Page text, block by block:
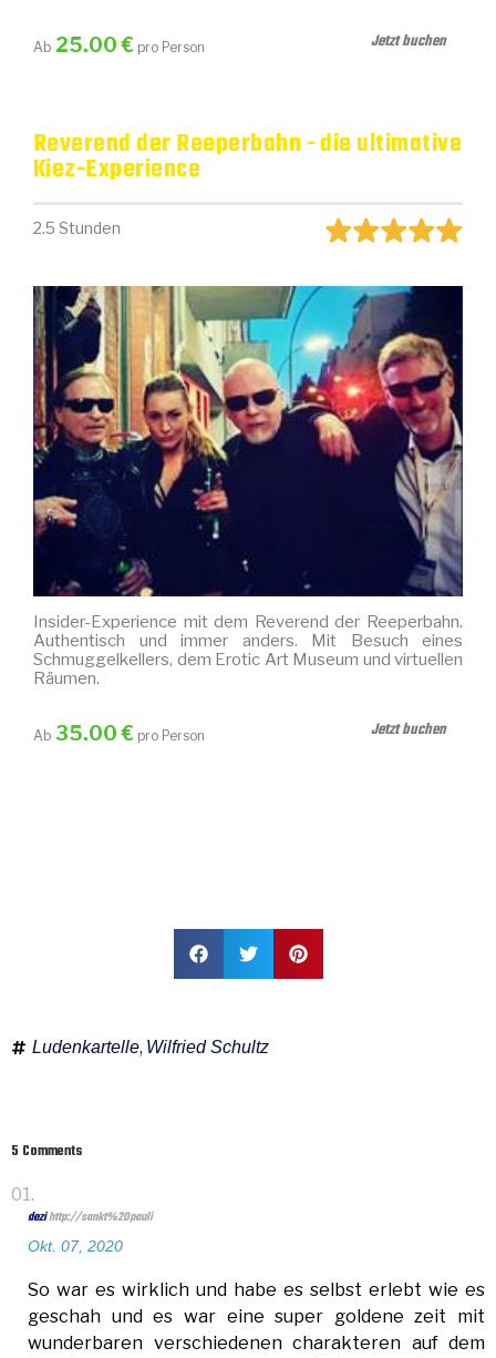
Ab 25.00 € pro Person Jetzt buchen
Reverend der Reeperbahn - die ultimative
Kiez-Experience
2.5 Stunden
Insider-Experience mit dem Reverend der Reeperbahn.
Authentisch und immer anders. Mit Besuch eines
Schmuggelkellers, dem Erotic Art Museum und virtuellen
Räumen.
Ab 35.00 € pro Person Jetzt buchen
Ludenkartelle, Wilfried Schultz
5 Comments
dezi
Okt. 07, 2020
So war es wirklich und habe es selbst erlebt wie es
geschah und es war eine super goldene zeit mit
wunderbaren verschiedenen charakteren auf dem